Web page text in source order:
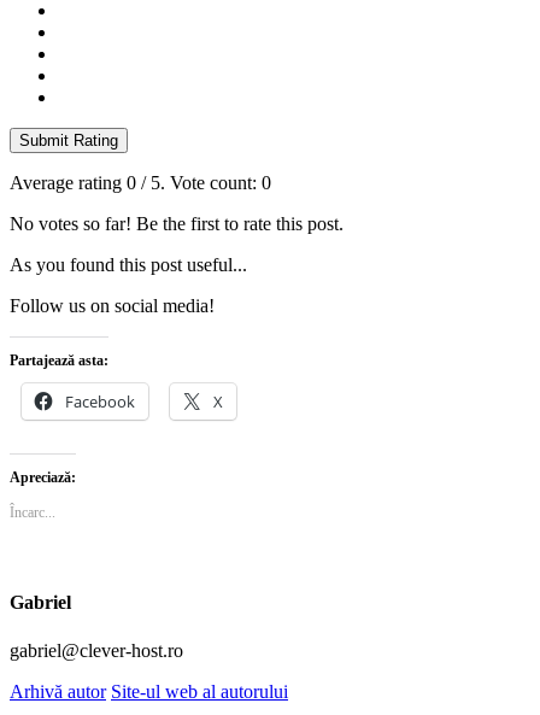
Submit Rating
Average rating 0 / 5. Vote count: 0
No votes so far! Be the first to rate this post.
As you found this post useful...
Follow us on social media!
Partajează asta:
Facebook X
Apreciază:
Încarc...
Gabriel
gabriel@clever-host.ro
Arhivă autor Site-ul web al autorului